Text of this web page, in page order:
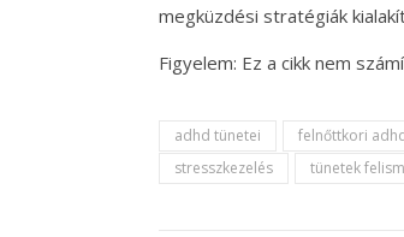
megküzdési stratégiák
Figyelem: Ez a cikk nem
adhd tünetei felnőttkori
stresszkezelés
tünetek